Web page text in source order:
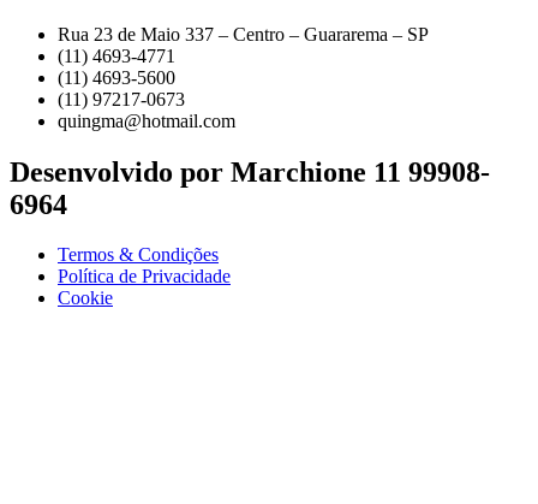
Rua 23 de Maio 337 – Centro – Guararema – SP
(11) 4693-4771
(11) 4693-5600
(11) 97217-0673
quingma@hotmail.com
Desenvolvido por Marchione 11 99908-
6964
Termos & Condições
Política de Privacidade
Cookie